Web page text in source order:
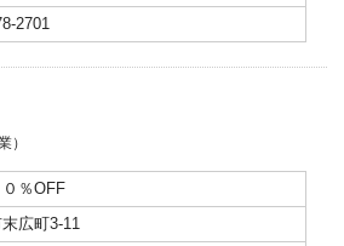
2701
）
％OFF
広町3-11